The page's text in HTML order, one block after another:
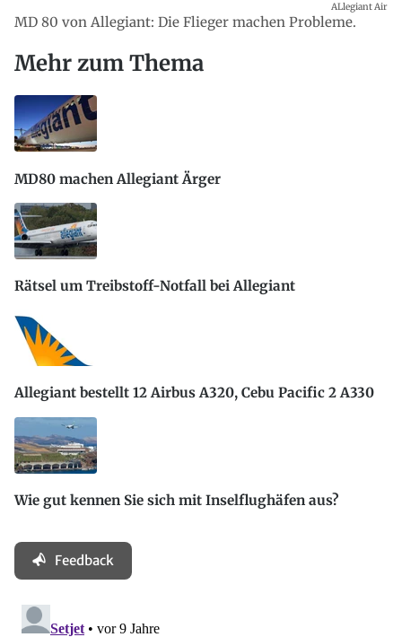
MD 80 von Allegiant: Die Flieger machen Probleme.
ALlegiant Air
Mehr zum Thema
MD80 machen Allegiant Ärger
Rätsel um Treibstoff-Notfall bei Allegiant
Allegiant bestellt 12 Airbus A320, Cebu Pacific 2 A330
Wie gut kennen Sie sich mit Inselflughäfen aus?
Feedback